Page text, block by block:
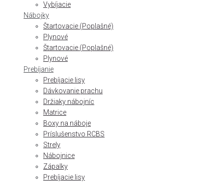
Vybíjacie
Nábojky
Štartovacie (Poplašné)
Plynové
Štartovacie (Poplašné)
Plynové
Prebíjanie
Prebíjacie lisy
Dávkovanie prachu
Držiaky nábojníc
Matrice
Boxy na náboje
Príslušenstvo RCBS
Strely
Nábojnice
Zápalky
Prebíjacie lisy